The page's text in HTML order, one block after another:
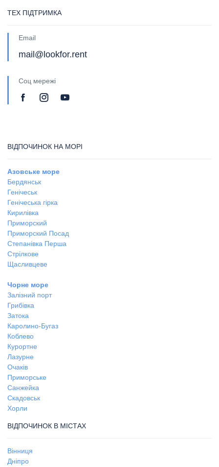
ТЕХ ПІДТРИМКА
Email
mail@lookfor.rent
Соц мережі
ВІДПОЧИНОК НА МОРІ
Азовське море
Бердянськ
Генічеськ
Генічеська гірка
Кирилівка
Приморский
Приморский Посад
Степанівка Перша
Стрілкове
Щасливцеве
Чорне море
Залізний порт
Грибівка
Затока
Каролино-Бугаз
Коблево
Курортне
Лазурне
Очаків
Приморське
Санжейка
Скадовськ
Хорли
ВІДПОЧИНОК В МІСТАХ
Вінниця
Дніпро